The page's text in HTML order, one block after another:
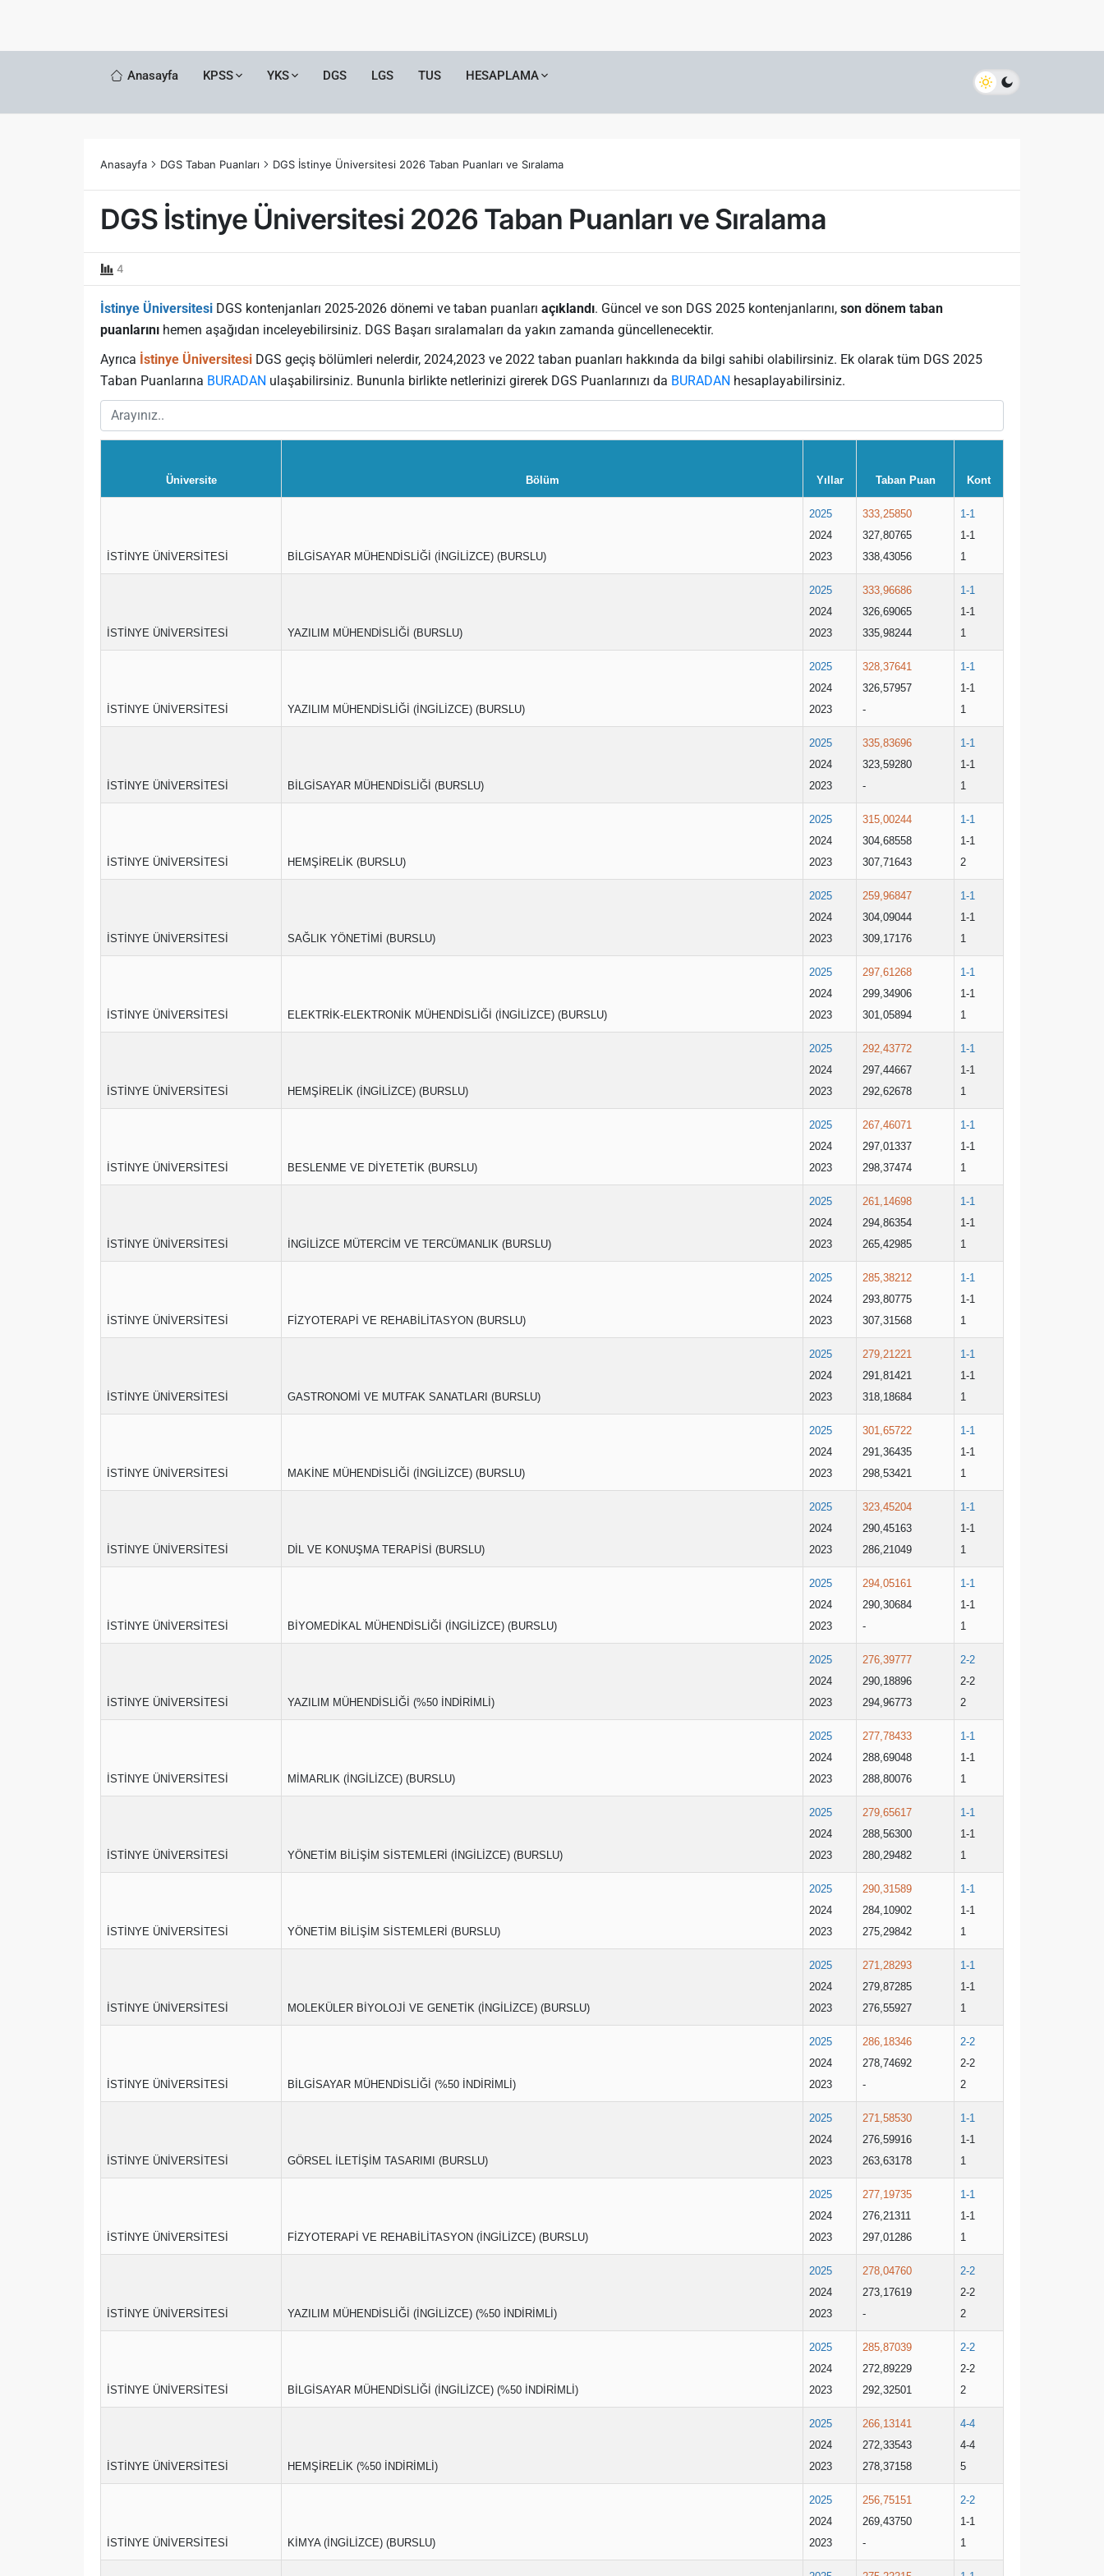
Anasayfa KPSS YKS DGS LGS TUS HESAPLAMA
Anasayfa DGS Taban Puanları DGS İstinye Üniversitesi 2026 Taban Puanları ve Sıralama
DGS İstinye Üniversitesi 2026 Taban Puanları ve Sıralama
4
İstinye Üniversitesi DGS kontenjanları 2025-2026 dönemi ve taban puanları açıklandı. Güncel ve son DGS 2025 kontenjanlarını, son dönem taban
puanlarını hemen aşağıdan inceleyebilirsiniz. DGS Başarı sıralamaları da yakın zamanda güncellenecektir.
Ayrıca İstinye Üniversitesi DGS geçiş bölümleri nelerdir, 2024,2023 ve 2022 taban puanları hakkında da bilgi sahibi olabilirsiniz. Ek olarak tüm DGS 2025
Taban Puanlarına BURADAN ulaşabilirsiniz. Bununla birlikte netlerinizi girerek DGS Puanlarınızı da BURADAN hesaplayabilirsiniz.
Üniversite Bölüm Yıllar Taban Puan Kont
İSTİNYE ÜNİVERSİTESİ BİLGİSAYAR MÜHENDİSLİĞİ (İNGİLİZCE) (BURSLU)
2025
2024
2023
333,25850
327,80765
338,43056
1-1
1-1
1
İSTİNYE ÜNİVERSİTESİ YAZILIM MÜHENDİSLİĞİ (BURSLU)
2025
2024
2023
333,96686
326,69065
335,98244
1-1
1-1
1
İSTİNYE ÜNİVERSİTESİ YAZILIM MÜHENDİSLİĞİ (İNGİLİZCE) (BURSLU)
2025
2024
2023
328,37641
326,57957
-
1-1
1-1
1
İSTİNYE ÜNİVERSİTESİ BİLGİSAYAR MÜHENDİSLİĞİ (BURSLU)
2025
2024
2023
335,83696
323,59280
-
1-1
1-1
1
İSTİNYE ÜNİVERSİTESİ HEMŞİRELİK (BURSLU)
2025
2024
2023
315,00244
304,68558
307,71643
1-1
1-1
2
İSTİNYE ÜNİVERSİTESİ SAĞLIK YÖNETİMİ (BURSLU)
2025
2024
2023
259,96847
304,09044
309,17176
1-1
1-1
1
İSTİNYE ÜNİVERSİTESİ ELEKTRİK-ELEKTRONİK MÜHENDİSLİĞİ (İNGİLİZCE) (BURSLU)
2025
2024
2023
297,61268
299,34906
301,05894
1-1
1-1
1
İSTİNYE ÜNİVERSİTESİ HEMŞİRELİK (İNGİLİZCE) (BURSLU)
2025
2024
2023
292,43772
297,44667
292,62678
1-1
1-1
1
İSTİNYE ÜNİVERSİTESİ BESLENME VE DİYETETİK (BURSLU)
2025
2024
2023
267,46071
297,01337
298,37474
1-1
1-1
1
İSTİNYE ÜNİVERSİTESİ İNGİLİZCE MÜTERCİM VE TERCÜMANLIK (BURSLU)
2025
2024
2023
261,14698
294,86354
265,42985
1-1
1-1
1
İSTİNYE ÜNİVERSİTESİ FİZYOTERAPİ VE REHABİLİTASYON (BURSLU)
2025
2024
2023
285,38212
293,80775
307,31568
1-1
1-1
1
İSTİNYE ÜNİVERSİTESİ GASTRONOMİ VE MUTFAK SANATLARI (BURSLU)
2025
2024
2023
279,21221
291,81421
318,18684
1-1
1-1
1
İSTİNYE ÜNİVERSİTESİ MAKİNE MÜHENDİSLİĞİ (İNGİLİZCE) (BURSLU)
2025
2024
2023
301,65722
291,36435
298,53421
1-1
1-1
1
İSTİNYE ÜNİVERSİTESİ DİL VE KONUŞMA TERAPİSİ (BURSLU)
2025
2024
2023
323,45204
290,45163
286,21049
1-1
1-1
1
İSTİNYE ÜNİVERSİTESİ BİYOMEDİKAL MÜHENDİSLİĞİ (İNGİLİZCE) (BURSLU)
2025
2024
2023
294,05161
290,30684
-
1-1
1-1
1
İSTİNYE ÜNİVERSİTESİ YAZILIM MÜHENDİSLİĞİ (%50 İNDİRİMLİ)
2025
2024
2023
276,39777
290,18896
294,96773
2-2
2-2
2
İSTİNYE ÜNİVERSİTESİ MİMARLIK (İNGİLİZCE) (BURSLU)
2025
2024
2023
277,78433
288,69048
288,80076
1-1
1-1
1
İSTİNYE ÜNİVERSİTESİ YÖNETİM BİLİŞİM SİSTEMLERİ (İNGİLİZCE) (BURSLU)
2025
2024
2023
279,65617
288,56300
280,29482
1-1
1-1
1
İSTİNYE ÜNİVERSİTESİ YÖNETİM BİLİŞİM SİSTEMLERİ (BURSLU)
2025
2024
2023
290,31589
284,10902
275,29842
1-1
1-1
1
İSTİNYE ÜNİVERSİTESİ MOLEKÜLER BİYOLOJİ VE GENETİK (İNGİLİZCE) (BURSLU)
2025
2024
2023
271,28293
279,87285
276,55927
1-1
1-1
1
İSTİNYE ÜNİVERSİTESİ BİLGİSAYAR MÜHENDİSLİĞİ (%50 İNDİRİMLİ)
2025
2024
2023
286,18346
278,74692
-
2-2
2-2
2
İSTİNYE ÜNİVERSİTESİ GÖRSEL İLETİŞİM TASARIMI (BURSLU)
2025
2024
2023
271,58530
276,59916
263,63178
1-1
1-1
1
İSTİNYE ÜNİVERSİTESİ FİZYOTERAPİ VE REHABİLİTASYON (İNGİLİZCE) (BURSLU)
2025
2024
2023
277,19735
276,21311
297,01286
1-1
1-1
1
İSTİNYE ÜNİVERSİTESİ YAZILIM MÜHENDİSLİĞİ (İNGİLİZCE) (%50 İNDİRİMLİ)
2025
2024
2023
278,04760
273,17619
-
2-2
2-2
2
İSTİNYE ÜNİVERSİTESİ BİLGİSAYAR MÜHENDİSLİĞİ (İNGİLİZCE) (%50 İNDİRİMLİ)
2025
2024
2023
285,87039
272,89229
292,32501
2-2
2-2
2
İSTİNYE ÜNİVERSİTESİ HEMŞİRELİK (%50 İNDİRİMLİ)
2025
2024
2023
266,13141
272,33543
278,37158
4-4
4-4
5
İSTİNYE ÜNİVERSİTESİ KİMYA (İNGİLİZCE) (BURSLU)
2025
2024
2023
256,75151
269,43750
-
2-2
1-1
1